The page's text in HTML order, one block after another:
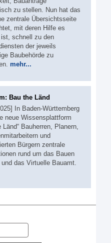
zu stellen. Nun hat das
zentrale Übersichtsseite
mit deren Hilfe es
schnell zu den
der jeweils
Baubehörde zu
mehr...
Bau the Länd
In Baden-Württemberg
neue Wissensplattform
Länd“ Bauherren, Planern,
und
Bürgern zentrale
rund um das Bauen
das Virtuelle Bauamt.